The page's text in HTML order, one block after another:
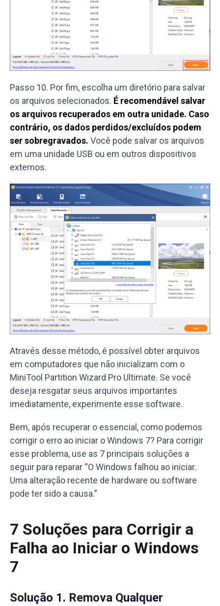
Passo 10. Por fim, escolha um diretório para salvar
os arquivos selecionados. É recomendável salvar
os arquivos recuperados em outra unidade. Caso
contrário, os dados perdidos/excluídos podem
ser sobregravados. Você pode salvar os arquivos
em uma unidade USB ou em outros dispositivos
externos.
Através desse método, é possível obter arquivos
em computadores que não inicializam com o
MiniTool Partition Wizard Pro Ultimate. Se você
deseja resgatar seus arquivos importantes
imediatamente, experimente esse software.
Bem, após recuperar o essencial, como podemos
corrigir o erro ao iniciar o Windows 7? Para corrigir
esse problema, use as 7 principais soluções a
seguir para reparar “O Windows falhou ao iniciar.
Uma alteração recente de hardware ou software
pode ter sido a causa.”
7 Soluções para Corrigir a
Falha ao Iniciar o Windows
7
Solução 1. Remova Qualquer